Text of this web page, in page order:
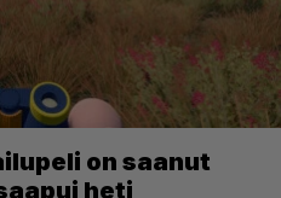
on saanut
heti